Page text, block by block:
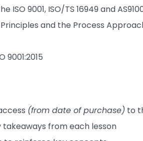
9001, ISO/TS 16949 and
and the Process
9001:2015
(from date of purchase) to
from each lesson